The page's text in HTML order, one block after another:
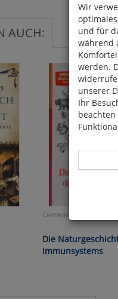
AUCH:
Clemens G. Arvay:
Die
Immunsystems
Wir
und für
während
werden.
unserer
Ihr
Cookies
nicht